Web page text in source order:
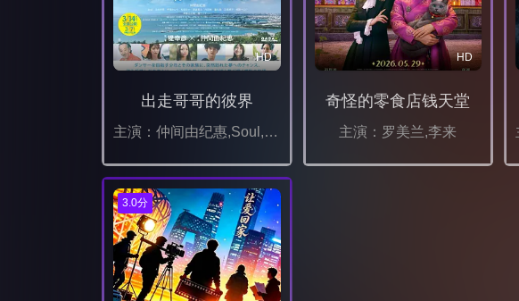
HD
出走哥哥的彼界
主演：仲间由纪惠,Soul,又吉伶音,伊波れいり,松田流花,津波竜斗,内田树,盧礼欧,玉城敦子,城间やよい,津嘉山正种,寺辻健一郎
HD
奇怪的零食店钱天堂
主演：罗美兰,李来
3.0分